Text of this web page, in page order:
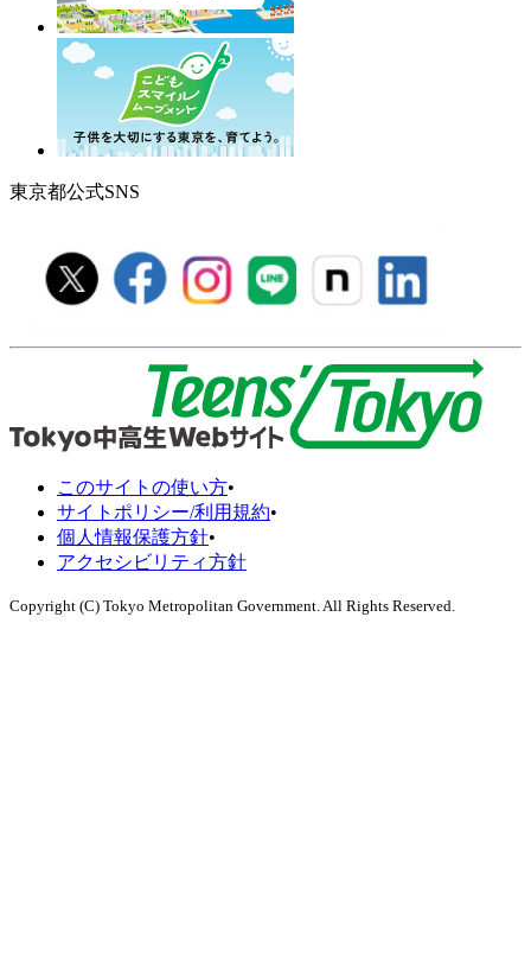
東京都公式SNS
このサイトの使い方•
サイトポリシー/利用規約•
個人情報保護方針•
アクセシビリティ方針
Copyright (C) Tokyo Metropolitan Government. All Rights Reserved.